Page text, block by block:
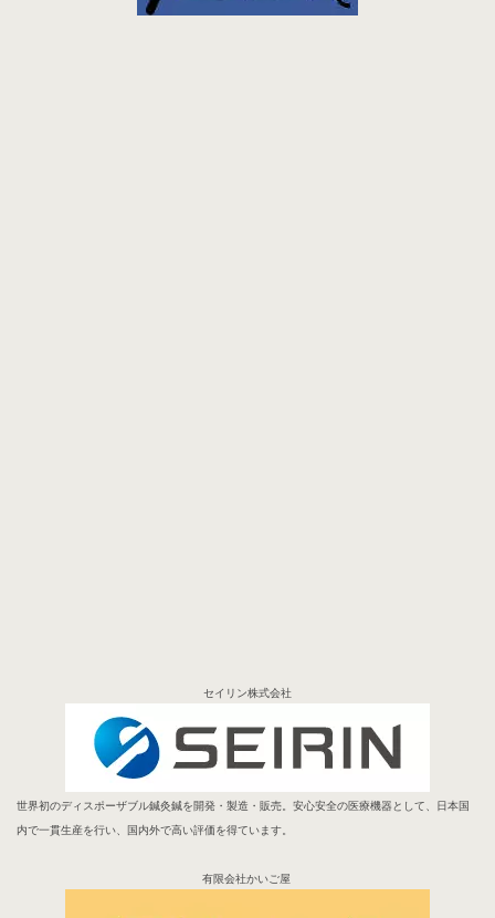
セイリン株式会社
世界初のディスポーザブル鍼灸鍼を開発・製造・販売。安心安全の医療機器として、日本国
内で一貫生産を行い、国内外で高い評価を得ています。
有限会社かいご屋